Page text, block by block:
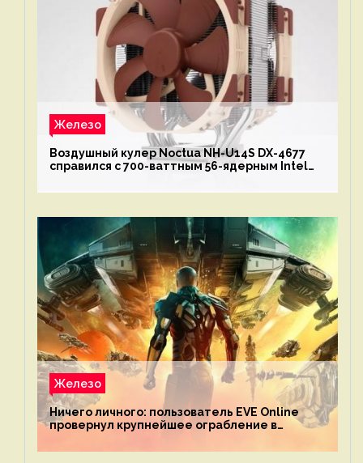
Железо
Воздушный кулер Noctua NH-U14S DX-4677
справился с 700-ваттным 56-ядерным Intel
Железо
Ничего личного: пользователь EVE Online
провернул крупнейшее ограбление в
механике